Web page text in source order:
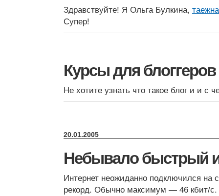
Здравствуйте! Я Ольга Булкина,
Супер!
Курсы для блоггеров
Не хотите узнать что такое блог и и с
20.01.2005
Небывало быстрый
Интернет неожиданно подключился на
рекорд. Обычно максимум — 46 кбит/с.